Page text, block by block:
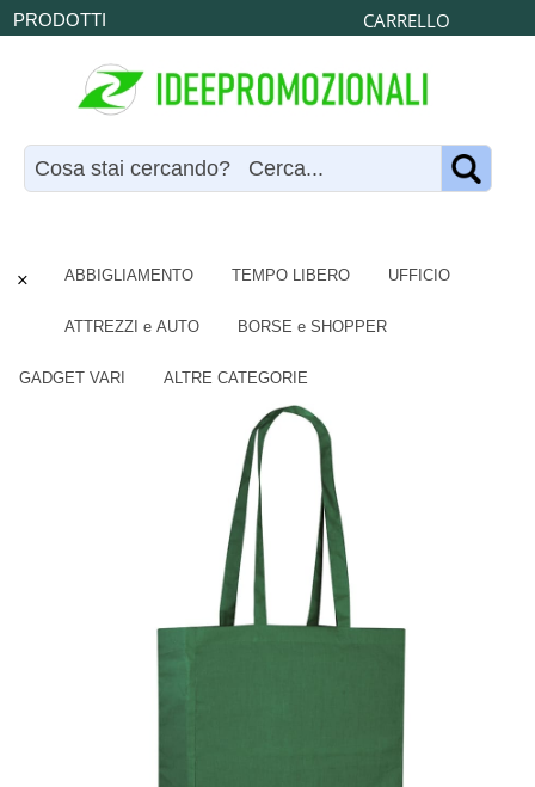
CARRELLO
× ABBIGLIAMENTO TEMPO LIBERO UFFICIO
ATTREZZI e AUTO BORSE e SHOPPER
GADGET VARI ALTRE CATEGORIE
PRODOTTI